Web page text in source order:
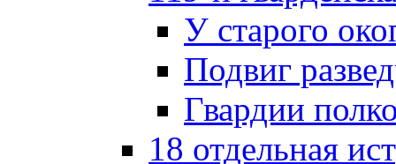
У старого
Подвиг
Гвардии
18 отдельная